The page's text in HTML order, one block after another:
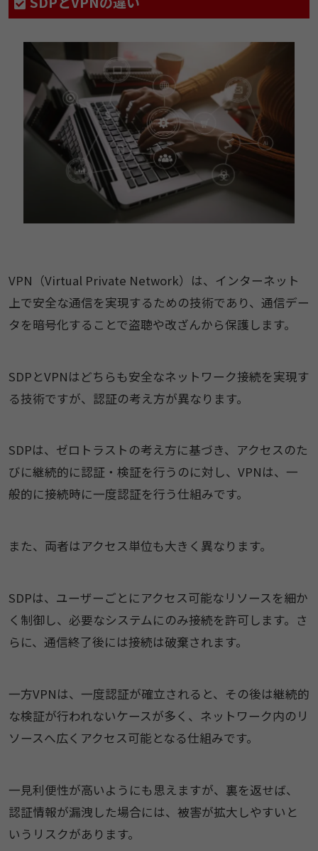
VPN（Virtual Private Network）は、インターネット
上で安全な通信を実現するための技術であり、通信デー
タを暗号化することで盗聴や改ざんから保護します。
SDPとVPNはどちらも安全なネットワーク接続を実現す
る技術ですが、認証の考え方が異なります。
SDPは、ゼロトラストの考え方に基づき、アクセスのた
びに継続的に認証・検証を行うのに対し、VPNは、一
般的に接続時に一度認証を行う仕組みです。
また、両者はアクセス単位も大きく異なります。
SDPは、ユーザーごとにアクセス可能なリソースを細か
く制御し、必要なシステムにのみ接続を許可します。さ
らに、通信終了後には接続は破棄されます。
一方VPNは、一度認証が確立されると、その後は継続的
な検証が行われないケースが多く、ネットワーク内のリ
ソースへ広くアクセス可能となる仕組みです。
一見利便性が高いようにも思えますが、裏を返せば、
認証情報が漏洩した場合には、被害が拡大しやすいと
いうリスクがあります。